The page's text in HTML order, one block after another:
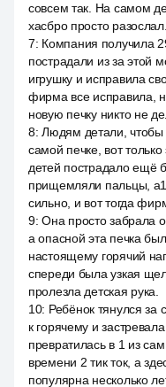
совсем так. На самом
хасбро просто разослал.
7: Компания получила
пострадали из за этой
игрушку и исправила
фирма все исправила,
новую печку никто не
8:Людям детали, чтобы
самой печке, вот
детей пострадало ещё
прищемляли пальцы,
сильно, и вот тогда
9:Она просто забрала
а опасной эта печка
настоящему горячий
спереди была узкая
пролезла детская рука.
10: Ребёнок тянулся за
к горячему и
превратилась в 1 из
времени 2 тик ток, а
популярна несколько